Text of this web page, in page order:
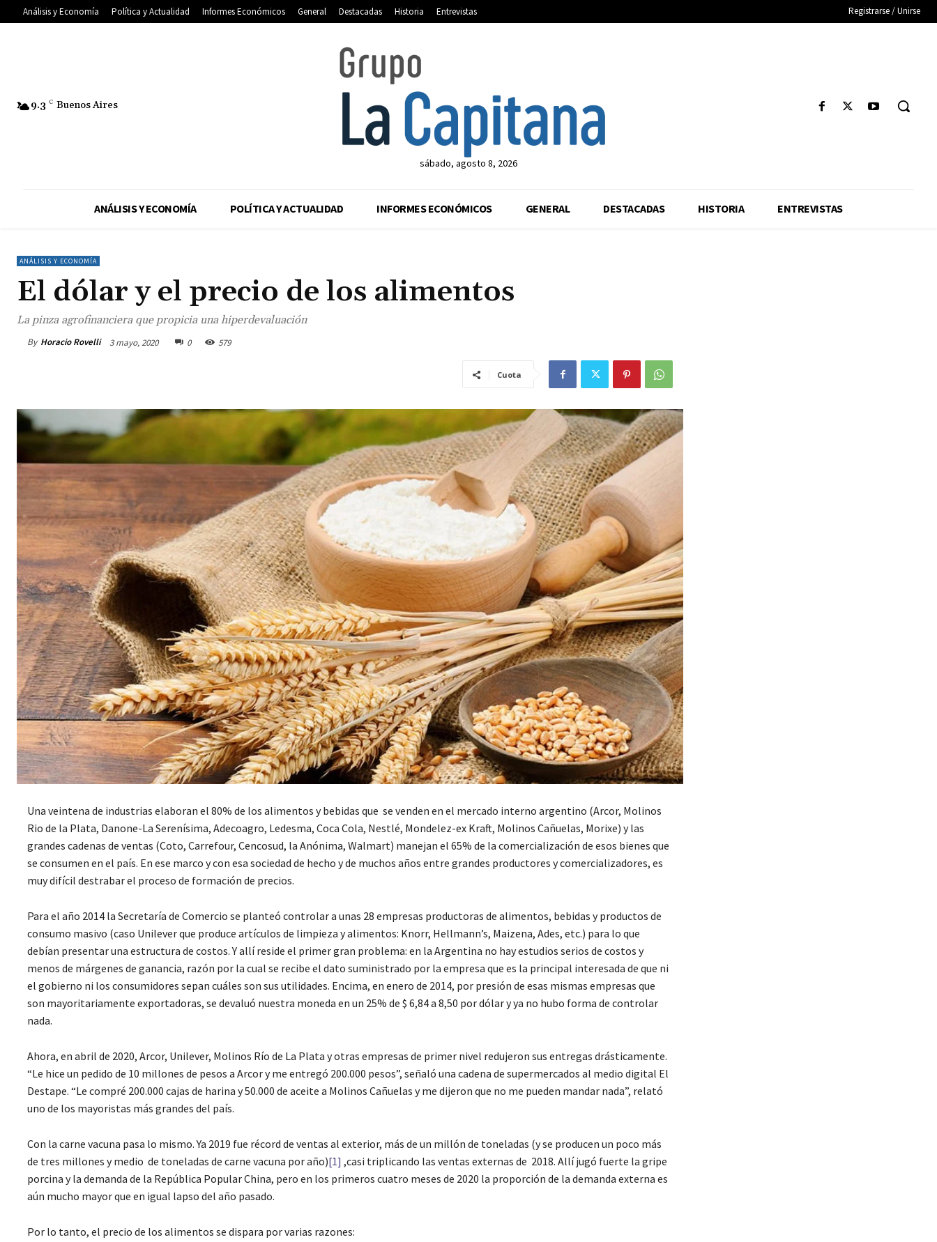
Análisis y Economía Política y Actualidad Informes Económicos General Destacadas Historia Entrevistas Registrarse / Unirse
9.3 C Buenos Aires
sábado, agosto 8, 2026
ANÁLISIS Y ECONOMÍA POLÍTICA Y ACTUALIDAD INFORMES ECONÓMICOS GENERAL DESTACADAS HISTORIA ENTREVISTAS
ANÁLISIS Y ECONOMÍA
El dólar y el precio de los alimentos
La pinza agrofinanciera que propicia una hiperdevaluación
By Horacio Rovelli 3 mayo, 2020 0 579
Cuota
Una veintena de industrias elaboran el 80% de los alimentos y bebidas que se venden en el mercado interno argentino (Arcor, Molinos
Rio de la Plata, Danone-La Serenísima, Adecoagro, Ledesma, Coca Cola, Nestlé, Mondelez-ex Kraft, Molinos Cañuelas, Morixe) y las
grandes cadenas de ventas (Coto, Carrefour, Cencosud, la Anónima, Walmart) manejan el 65% de la comercialización de esos bienes que
se consumen en el país. En ese marco y con esa sociedad de hecho y de muchos años entre grandes productores y comercializadores, es
muy difícil destrabar el proceso de formación de precios.
Para el año 2014 la Secretaría de Comercio se planteó controlar a unas 28 empresas productoras de alimentos, bebidas y productos de
consumo masivo (caso Unilever que produce artículos de limpieza y alimentos: Knorr, Hellmann’s, Maizena, Ades, etc.) para lo que
debían presentar una estructura de costos. Y allí reside el primer gran problema: en la Argentina no hay estudios serios de costos y
menos de márgenes de ganancia, razón por la cual se recibe el dato suministrado por la empresa que es la principal interesada de que ni
el gobierno ni los consumidores sepan cuáles son sus utilidades. Encima, en enero de 2014, por presión de esas mismas empresas que
son mayoritariamente exportadoras, se devaluó nuestra moneda en un 25% de $ 6,84 a 8,50 por dólar y ya no hubo forma de controlar
nada.
Ahora, en abril de 2020, Arcor, Unilever, Molinos Río de La Plata y otras empresas de primer nivel redujeron sus entregas drásticamente.
“Le hice un pedido de 10 millones de pesos a Arcor y me entregó 200.000 pesos”, señaló una cadena de supermercados al medio digital El
Destape. “Le compré 200.000 cajas de harina y 50.000 de aceite a Molinos Cañuelas y me dijeron que no me pueden mandar nada”, relató
uno de los mayoristas más grandes del país.
Con la carne vacuna pasa lo mismo. Ya 2019 fue récord de ventas al exterior, más de un millón de toneladas (y se producen un poco más
de tres millones y medio de toneladas de carne vacuna por año)[1] ,casi triplicando las ventas externas de 2018. Allí jugó fuerte la gripe
porcina y la demanda de la República Popular China, pero en los primeros cuatro meses de 2020 la proporción de la demanda externa es
aún mucho mayor que en igual lapso del año pasado.
Por lo tanto, el precio de los alimentos se dispara por varias razones: